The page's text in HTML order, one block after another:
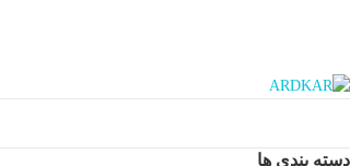
دسته بندی ها